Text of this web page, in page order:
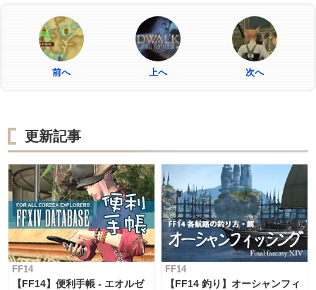
前へ 上へ 次へ
更新記事
FF14
【FF14】便利手帳 - エオルゼ
FF14
【FF14 釣り】オーシャンフィ